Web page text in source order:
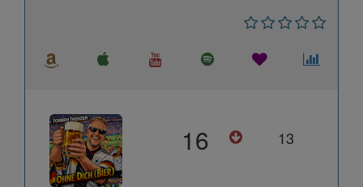
16 13